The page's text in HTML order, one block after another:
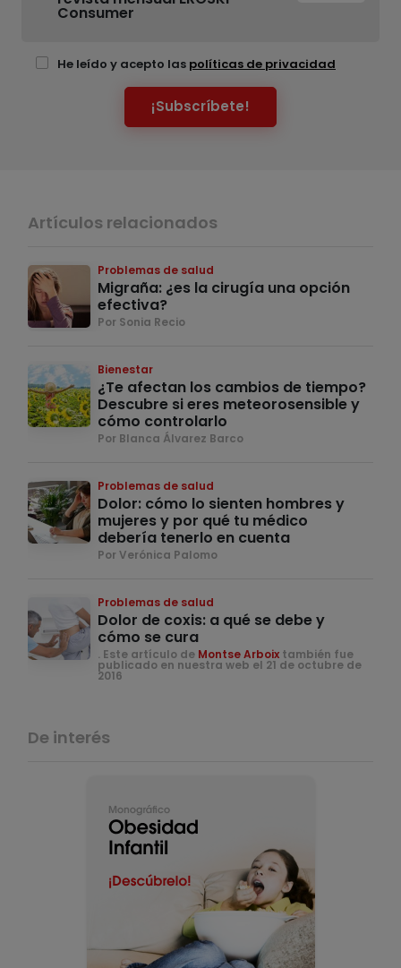
Consumer
He leído y acepto las políticas de privacidad
¡Subscríbete!
Artículos relacionados
Problemas de salud
Migraña: ¿es la cirugía una opción
efectiva?
Por Sonia Recio
Bienestar
¿Te afectan los cambios de tiempo?
Descubre si eres meteorosensible y
cómo controlarlo
Por Blanca Álvarez Barco
Problemas de salud
Dolor: cómo lo sienten hombres y
mujeres y por qué tu médico
debería tenerlo en cuenta
Por Verónica Palomo
Problemas de salud
Dolor de coxis: a qué se debe y
cómo se cura
. Este artículo de Montse Arboix también fue
publicado en nuestra web el 21 de octubre de
2016
De interés